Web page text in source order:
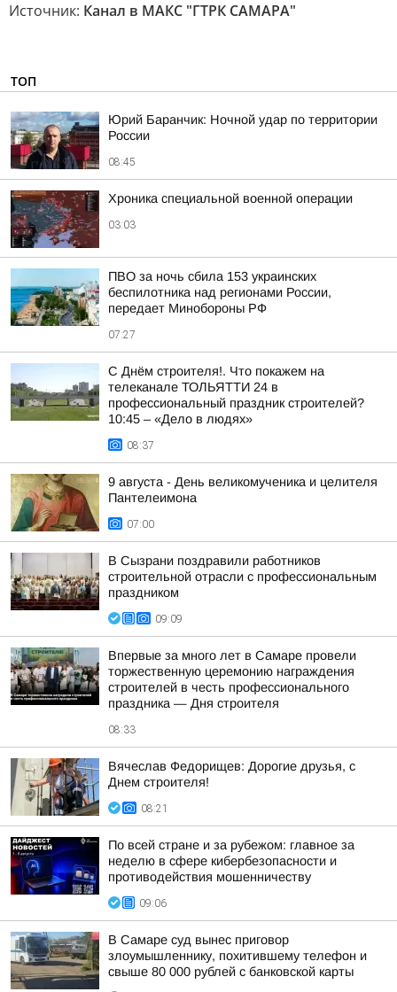
Источник: Канал в МАКС "ГТРК САМАРА"
ТОП
Юрий Баранчик: Ночной удар по территории
России
08:45
Хроника специальной военной операции
03:03
ПВО за ночь сбила 153 украинских
беспилотника над регионами России,
передает Минобороны РФ
07:27
С Днём строителя!. Что покажем на
телеканале ТОЛЬЯТТИ 24 в
профессиональный праздник строителей?
10:45 – «Дело в людях»
08:37
9 августа - День великомученика и целителя
Пантелеимона
07:00
В Сызрани поздравили работников
строительной отрасли с профессиональным
праздником
09:09
Впервые за много лет в Самаре провели
торжественную церемонию награждения
строителей в честь профессионального
праздника — Дня строителя
08:33
Вячеслав Федорищев: Дорогие друзья, с
Днем строителя!
08:21
По всей стране и за рубежом: главное за
неделю в сфере кибербезопасности и
противодействия мошенничеству
09:06
В Самаре суд вынес приговор
злоумышленнику, похитившему телефон и
свыше 80 000 рублей с банковской карты